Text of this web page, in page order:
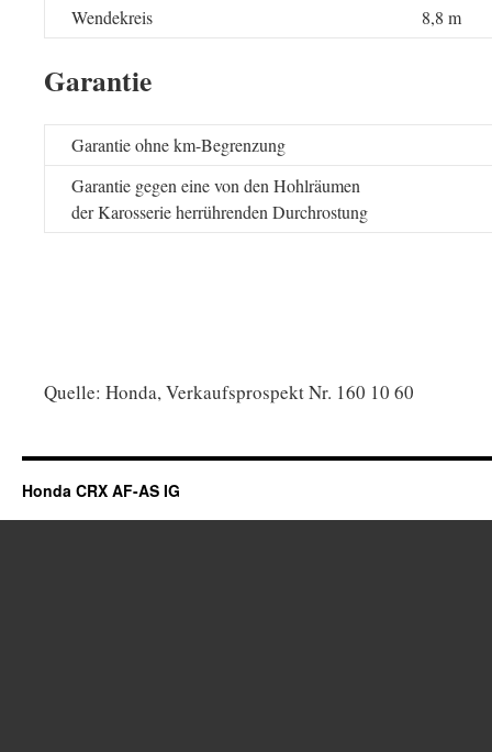
Wendekreis
8,8 m
Garantie
Garantie ohne km-Begrenzung
Garantie gegen eine von den Hohlräumen
der Karosserie herrührenden Durchrostung
Quelle: Honda, Verkaufsprospekt Nr. 160 10 60
Honda CRX AF-AS IG